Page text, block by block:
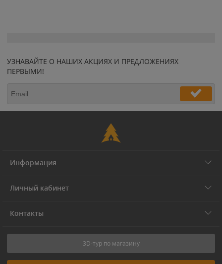
УЗНАВАЙТЕ О НАШИХ АКЦИЯХ И ПРЕДЛОЖЕНИЯХ
ПЕРВЫМИ!
Информация
Личный кабинет
Контакты
3D-тур по магазину